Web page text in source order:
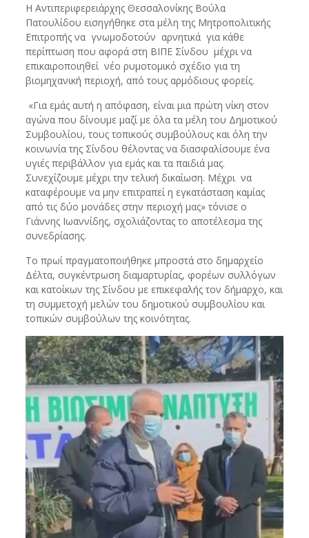
Η Αντιπεριφερειάρχης Θεσσαλονίκης Βούλα
Πατουλίδου εισηγήθηκε στα μέλη της Μητροπολιτικής
Επιτροπής να γνωμοδοτούν αρνητικά για κάθε
περίπτωση που αφορά στη ΒΙΠΕ Σίνδου μέχρι να
επικαιροποιηθεί νέο ρυμοτομικό σχέδιο για τη
βιομηχανική περιοχή, από τους αρμόδιους φορείς.
«Για εμάς αυτή η απόφαση, είναι μια πρώτη νίκη στον
αγώνα που δίνουμε μαζί με όλα τα μέλη του Δημοτικού
Συμβουλίου, τους τοπικούς συμβούλους και όλη την
κοινωνία της Σίνδου θέλοντας να διασφαλίσουμε ένα
υγιές περιβάλλον για εμάς και τα παιδιά μας.
Συνεχίζουμε μέχρι την τελική δικαίωση. Μέχρι να
καταφέρουμε να μην επιτραπεί η εγκατάσταση καμίας
από τις δύο μονάδες στην περιοχή μας» τόνισε ο
Γιάννης Ιωαννίδης, σχολιάζοντας το αποτέλεσμα της
συνεδρίασης.
Το πρωί πραγματοποιήθηκε μπροστά στο δημαρχείο
Δέλτα, συγκέντρωση διαμαρτυρίας, φορέων συλλόγων
και κατοίκων της Σίνδου με επικεφαλής τον δήμαρχο, και
τη συμμετοχή μελών του δημοτικού συμβουλίου και
τοπικών συμβούλων της κοινότητας.